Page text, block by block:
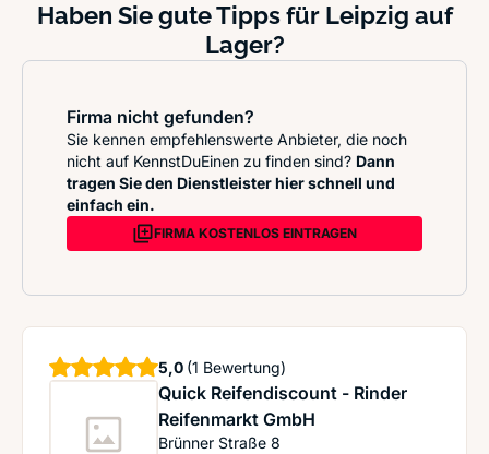
Haben Sie gute Tipps für Leipzig auf
Lager?
Firma nicht gefunden?
Sie kennen empfehlenswerte Anbieter, die noch
nicht auf KennstDuEinen zu finden sind? Dann
tragen Sie den Dienstleister hier schnell und
einfach ein.
FIRMA KOSTENLOS EINTRAGEN
Quick Reifendiscount - Rinder
Reifenmarkt GmbH
Brünner Straße 8
5,0 Sterne
(1 Bewertung)